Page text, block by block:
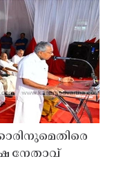
നേതാവ്